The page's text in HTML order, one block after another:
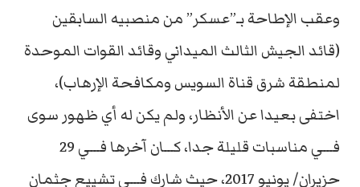
وعقب الإطاحة بـ”عسكر” من منصبيه السابقين
(قائد الجيش الثالث الميداني وقائد القوات الموحدة
لمنطقة شرق قناة السويس ومكافحة الإرهاب)،
اختفى بعيدا عن الأنظار، ولم يكن له أي ظهور سوى
فـــي مناسبات قليلة جدا، كـــان آخرها فـــي 29
حزيران/ يونيو 2017، حيث شارك فـــي تشييع جثمان